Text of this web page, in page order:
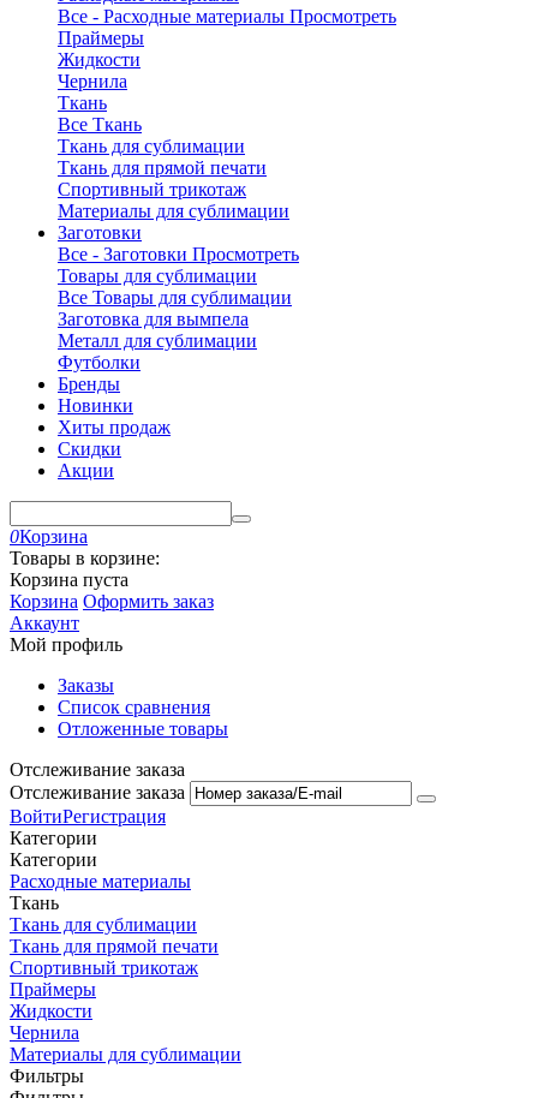
Все - Расходные материалы Просмотреть
Праймеры
Жидкости
Чернила
Ткань
Все Ткань
Ткань для сублимации
Ткань для прямой печати
Спортивный трикотаж
Материалы для сублимации
Заготовки
Все - Заготовки Просмотреть
Товары для сублимации
Все Товары для сублимации
Заготовка для вымпела
Металл для сублимации
Футболки
Бренды
Новинки
Хиты продаж
Скидки
Акции
0Корзина
Товары в корзине:
Корзина пуста
Корзина Оформить заказ
Аккаунт
Мой профиль
Заказы
Список сравнения
Отложенные товары
Отслеживание заказа
Отслеживание заказа
ВойтиРегистрация
Категории
Категории
Расходные материалы
Ткань
Ткань для сублимации
Ткань для прямой печати
Спортивный трикотаж
Праймеры
Жидкости
Чернила
Материалы для сублимации
Фильтры